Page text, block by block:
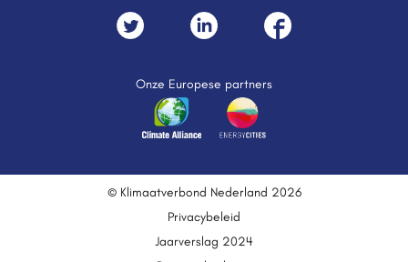
Onze Europese partners
© Klimaatverbond Nederland 2026
Privacybeleid
Jaarverslag 2024